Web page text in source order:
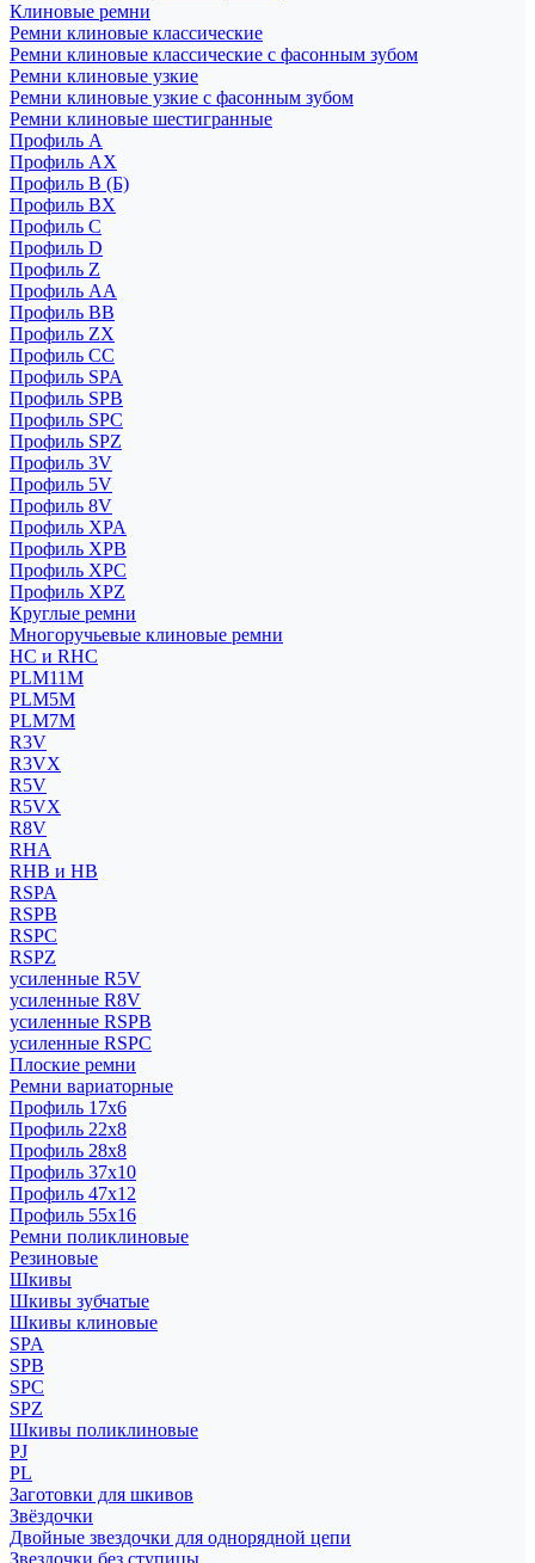
Клиновые ремни
Ремни клиновые классические
Ремни клиновые классические с фасонным зубом
Ремни клиновые узкие
Ремни клиновые узкие с фасонным зубом
Ремни клиновые шестигранные
Профиль A
Профиль AX
Профиль B (Б)
Профиль BX
Профиль C
Профиль D
Профиль Z
Профиль АА
Профиль BB
Профиль ZX
Профиль CC
Профиль SPA
Профиль SPB
Профиль SPC
Профиль SPZ
Профиль 3V
Профиль 5V
Профиль 8V
Профиль XPA
Профиль XPB
Профиль XPC
Профиль XPZ
Круглые ремни
Многоручьевые клиновые ремни
HC и RHC
PLM11M
PLM5M
PLM7M
R3V
R3VX
R5V
R5VX
R8V
RHA
RHB и HB
RSPA
RSPB
RSPC
RSPZ
усиленные R5V
усиленные R8V
усиленные RSPB
усиленные RSPC
Плоские ремни
Ремни вариаторные
Профиль 17x6
Профиль 22x8
Профиль 28x8
Профиль 37x10
Профиль 47x12
Профиль 55x16
Ремни поликлиновые
Резиновые
Шкивы
Шкивы зубчатые
Шкивы клиновые
SPA
SPB
SPC
SPZ
Шкивы поликлиновые
PJ
PL
Заготовки для шкивов
Звёздочки
Двойные звездочки для однорядной цепи
Звездочки без ступицы